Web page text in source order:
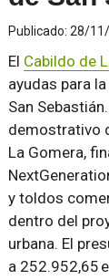
Publicado: 28/
El Cabildo de
ayudas para
San
demostrativo
La Gomera,
y toldos
dentro del
urbana. El
a 252.952,65